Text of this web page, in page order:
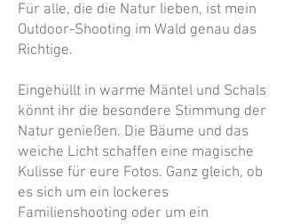
Für alle, die die Natur lieben, ist mein
Outdoor-Shooting im Wald genau das
Richtige.
Eingehüllt in warme Mäntel und Schals
könnt ihr die besondere Stimmung der
Natur genießen. Die Bäume und das
weiche Licht schaffen eine magische
Kulisse für eure Fotos. Ganz gleich, ob
es sich um ein lockeres
Familienshooting oder um ein